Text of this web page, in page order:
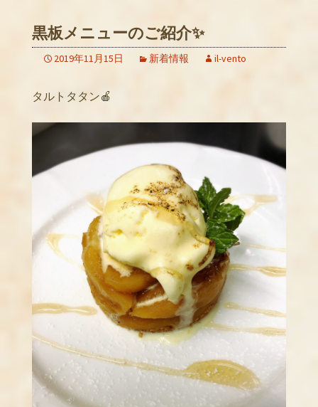
黒板メニューのご紹介✨
2019年11月15日 新着情報 il-vento
タルトタタン🍎